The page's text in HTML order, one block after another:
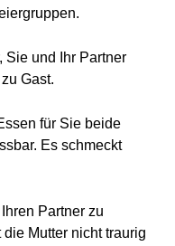
Sie und Ihr Partner
Gast.
für Sie beide
Es schmeckt
Partner zu
Mutter nicht traurig